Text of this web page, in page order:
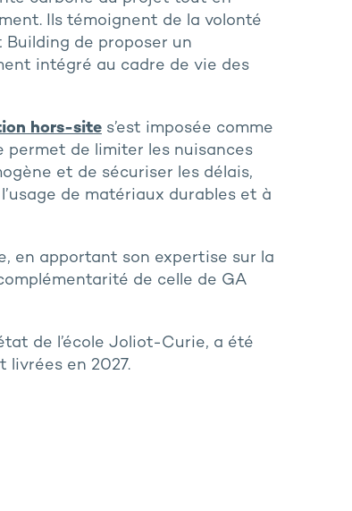
Ils témoignent de la volonté
de proposer un
intégré au cadre de vie des
hors-sites’est imposée comme
permet de limiter les nuisances
et de sécuriser les délais,
de matériaux durables et à
en apportant son expertise sur la
de celle de GA
de l’école Joliot-Curie, a été
livrées en 2027.